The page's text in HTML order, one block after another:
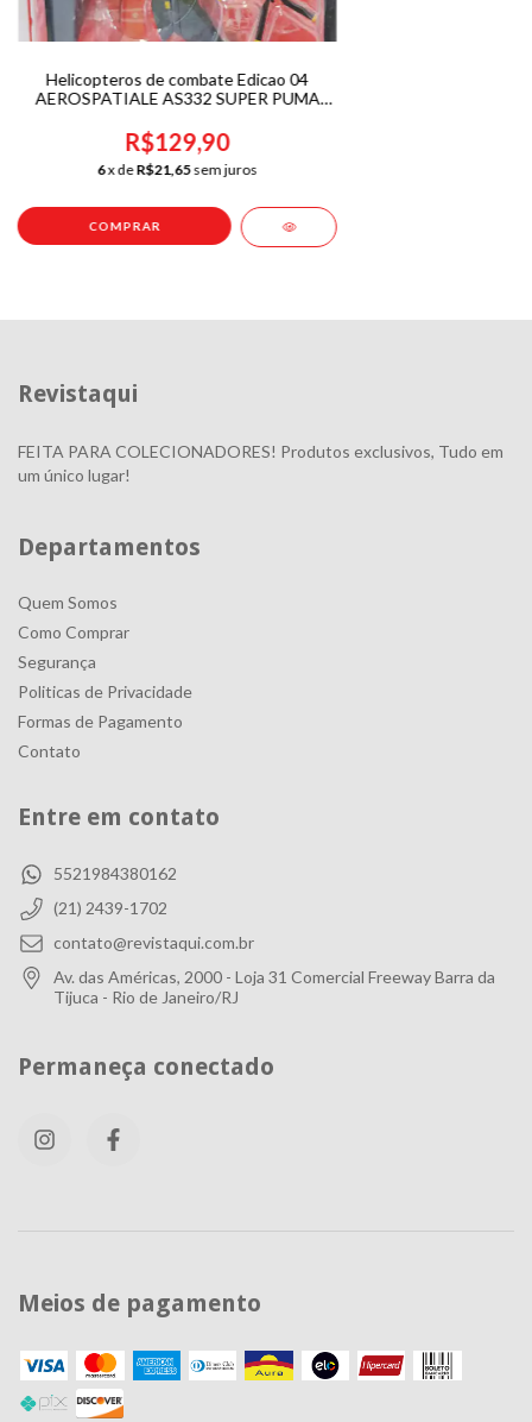
Helicopteros de combate Edicao 04
AEROSPATIALE AS332 SUPER PUMA
R$129,90
6x deR$21,65sem juros
Revistaqui
FEITA PARA COLECIONADORES! Produtos exclusivos, Tudo em
um único lugar!
Departamentos
Quem Somos
Como Comprar
Segurança
Politicas de Privacidade
Formas de Pagamento
Contato
Entre em contato
5521984380162
(21) 2439-1702
contato@revistaqui.com.br
Av. das Américas, 2000 - Loja 31 Comercial Freeway Barra da
Tijuca - Rio de Janeiro/RJ
Permaneça conectado
Meios de pagamento